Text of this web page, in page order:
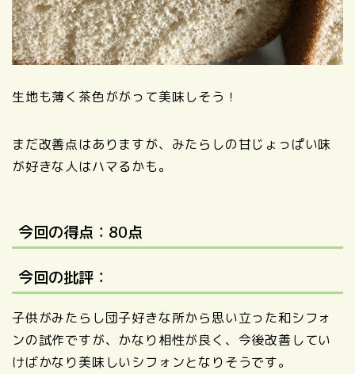
生地も薄く茶色ががって美味しそう！
まだ改善点はありますが、みたらしの甘じょっぱい味
が好きな人はハマるかも。
今回の得点：80点
今回の批評：
子供がみたらし団子好きな所から思い立った和シフォ
ンの試作ですが、かなり相性が良く、今後改善してい
けばかなり美味しいシフォンとなりそうです。